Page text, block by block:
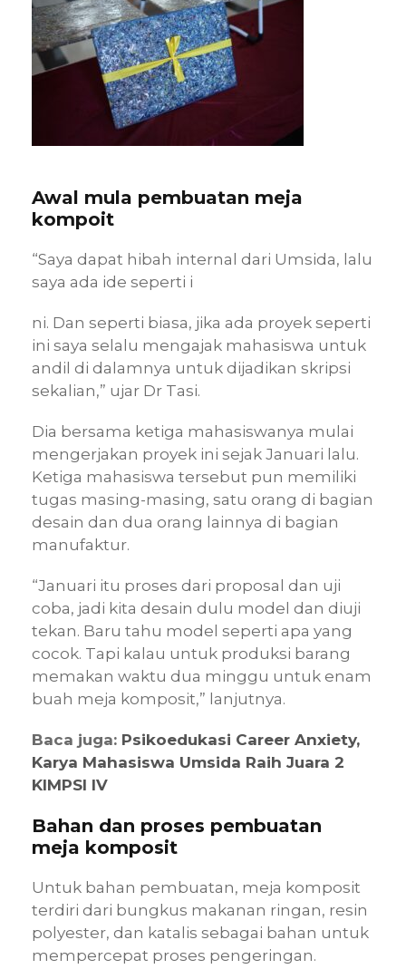
Awal mula pembuatan meja
kompoit
“Saya dapat hibah internal dari Umsida, lalu
saya ada ide seperti i
ni. Dan seperti biasa, jika ada proyek seperti
ini saya selalu mengajak mahasiswa untuk
andil di dalamnya untuk dijadikan skripsi
sekalian,” ujar Dr Tasi.
Dia bersama ketiga mahasiswanya mulai
mengerjakan proyek ini sejak Januari lalu.
Ketiga mahasiswa tersebut pun memiliki
tugas masing-masing, satu orang di bagian
desain dan dua orang lainnya di bagian
manufaktur.
“Januari itu proses dari proposal dan uji
coba, jadi kita desain dulu model dan diuji
tekan. Baru tahu model seperti apa yang
cocok. Tapi kalau untuk produksi barang
memakan waktu dua minggu untuk enam
buah meja komposit,” lanjutnya.
Baca juga: Psikoedukasi Career Anxiety,
Karya Mahasiswa Umsida Raih Juara 2
KIMPSI IV
Bahan dan proses pembuatan
meja komposit
Untuk bahan pembuatan, meja komposit
terdiri dari bungkus makanan ringan, resin
polyester, dan katalis sebagai bahan untuk
mempercepat proses pengeringan.